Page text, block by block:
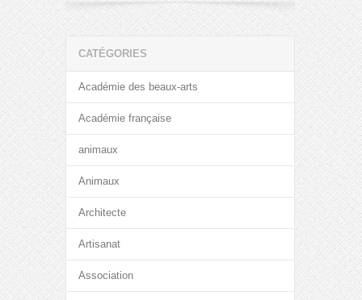
CATÉGORIES
Académie des beaux-arts
Académie française
animaux
Animaux
Architecte
Artisanat
Association